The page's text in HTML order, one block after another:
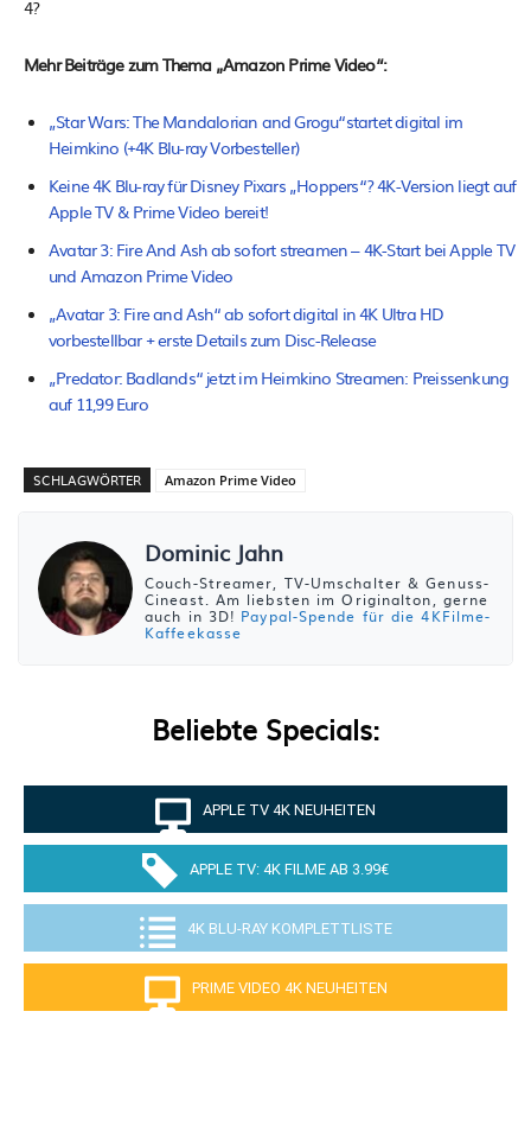
4?
Mehr Beiträge zum Thema „Amazon Prime Video“:
„Star Wars: The Mandalorian and Grogu“startet digital im
Heimkino (+4K Blu-ray Vorbesteller)
Keine 4K Blu-ray für Disney Pixars „Hoppers“? 4K-Version liegt auf
Apple TV & Prime Video bereit!
Avatar 3: Fire And Ash ab sofort streamen – 4K-Start bei Apple TV
und Amazon Prime Video
„Avatar 3: Fire and Ash“ ab sofort digital in 4K Ultra HD
vorbestellbar + erste Details zum Disc-Release
„Predator: Badlands“ jetzt im Heimkino Streamen: Preissenkung
auf 11,99 Euro
SCHLAGWÖRTER Amazon Prime Video
Dominic Jahn
Couch-Streamer, TV-Umschalter & Genuss-
Cineast. Am liebsten im Originalton, gerne
auch in 3D! Paypal-Spende für die 4KFilme-
Kaffeekasse
Beliebte Specials:
APPLE TV 4K NEUHEITEN
APPLE TV: 4K FILME AB 3.99€
4K BLU-RAY KOMPLETTLISTE
PRIME VIDEO 4K NEUHEITEN